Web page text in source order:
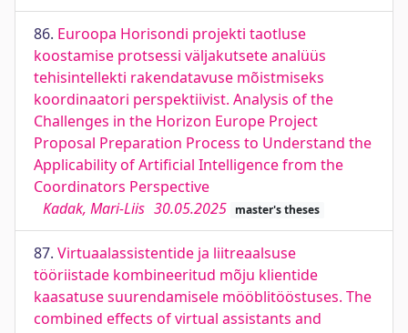
86. Euroopa Horisondi projekti taotluse
koostamise protsessi väljakutsete analüüs
tehisintellekti rakendatavuse mõistmiseks
koordinaatori perspektiivist. Analysis of the
Challenges in the Horizon Europe Project
Proposal Preparation Process to Understand the
Applicability of Artificial Intelligence from the
Coordinators Perspective
Kadak, Mari-Liis 30.05.2025 master's theses
87. Virtuaalassistentide ja liitreaalsuse
tööriistade kombineeritud mõju klientide
kaasatuse suurendamisele mööblitööstuses. The
combined effects of virtual assistants and